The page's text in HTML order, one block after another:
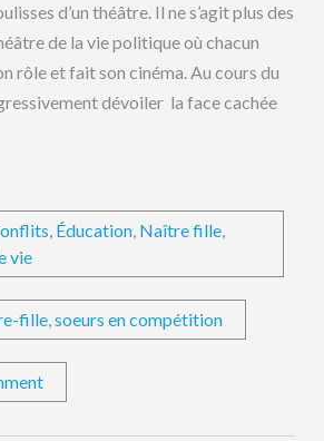
d’un théâtre. Il ne s’agit plus des
de la vie politique où chacun
rôle et fait son cinéma. Au cours du
dévoiler la face cachée
, Éducation, Naître fille,
vie
fille,soeurs en compétition